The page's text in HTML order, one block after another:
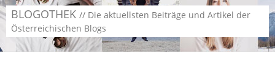
BLOGOTHEK // Die aktuellsten Beiträge und Artikel der
Österreichischen Blogs